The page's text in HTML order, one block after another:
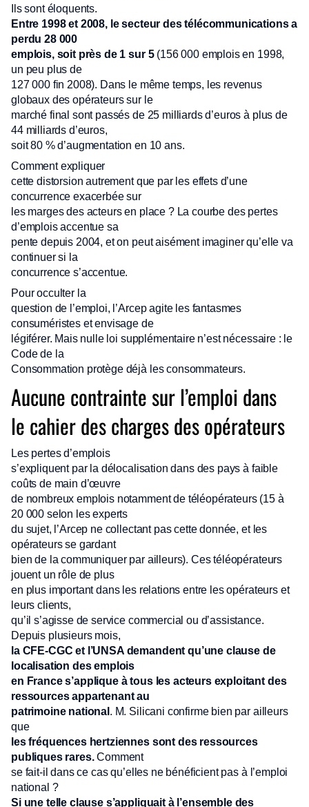
Ils sont éloquents.
Entre 1998 et 2008, le secteur des télécommunications a
perdu 28 000
emplois, soit près de 1 sur 5(156 000 emplois en 1998,
un peu plus de
127 000 fin 2008). Dans le même temps, les revenus
globaux des opérateurs sur le
marché final sont passés de 25 milliards d’euros à plus de
44 milliards d’euros,
soit 80 % d’augmentation en 10 ans.
Comment expliquer
cette distorsion autrement que par les effets d’une
concurrence exacerbée sur
les marges des acteurs en place ? La courbe des pertes
d’emplois accentue sa
pente depuis 2004, et on peut aisément imaginer qu’elle va
continuer si la
concurrence s’accentue.
Pour occulter la
question de l’emploi, l’Arcep agite les fantasmes
consuméristes et envisage de
légiférer. Mais nulle loi supplémentaire n’est nécessaire : le
Code de la
Consommation protège déjà les consommateurs.
Aucune contrainte sur l’emploi dans
le cahier des charges des opérateurs
Les pertes d’emplois
s’expliquent par la délocalisation dans des pays à faible
coûts de main d’œuvre
de nombreux emplois notamment de téléopérateurs (15 à
20 000 selon les experts
du sujet, l’Arcep ne collectant pas cette donnée, et les
opérateurs se gardant
bien de la communiquer par ailleurs). Ces téléopérateurs
jouent un rôle de plus
en plus important dans les relations entre les opérateurs et
leurs clients,
qu’il s’agisse de service commercial ou d’assistance.
Depuis plusieurs mois,
la CFE-CGC et l’UNSA demandent qu’une clause de
localisation des emplois
en France s’applique à tous les acteurs exploitant des
ressources appartenant au
patrimoine national . M. Silicani confirme bien par ailleurs
que
les fréquences hertziennes sont des ressources
publiques rares.Comment
se fait-il dans ce cas qu’elles ne bénéficient pas à l’emploi
national ?
Si une telle clause s’appliquait à l’ensemble des